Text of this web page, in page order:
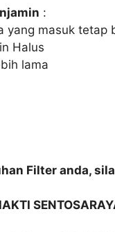
:
yang masuk tetap
Halus
lama
Filter anda,